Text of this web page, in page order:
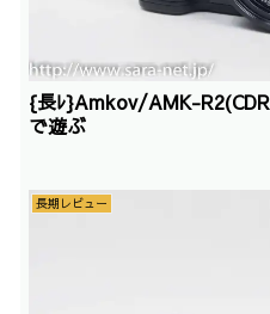
{長ﾚ}Amkov/AMK-
で遊ぶ
長期レビュー